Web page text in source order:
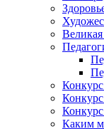
Конкурс
Каким